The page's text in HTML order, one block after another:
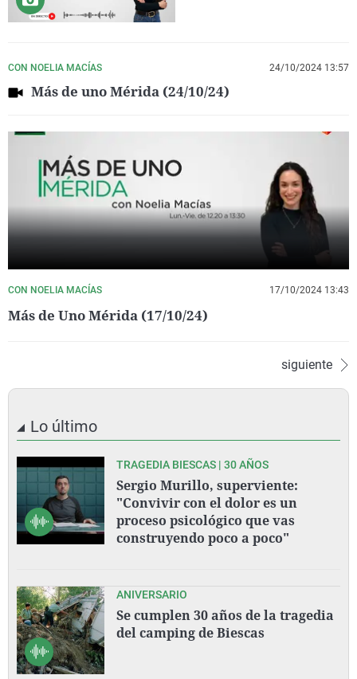
CON NOELIA MACÍAS 24/10/2024 13:57
Más de uno Mérida (24/10/24)
CON NOELIA MACÍAS 17/10/2024 13:43
Más de Uno Mérida (17/10/24)
siguiente
Lo último
TRAGEDIA BIESCAS | 30 AÑOS
Sergio Murillo, superviente:
"Convivir con el dolor es un
proceso psicológico que vas
construyendo poco a poco"
ANIVERSARIO
Se cumplen 30 años de la tragedia
del camping de Biescas